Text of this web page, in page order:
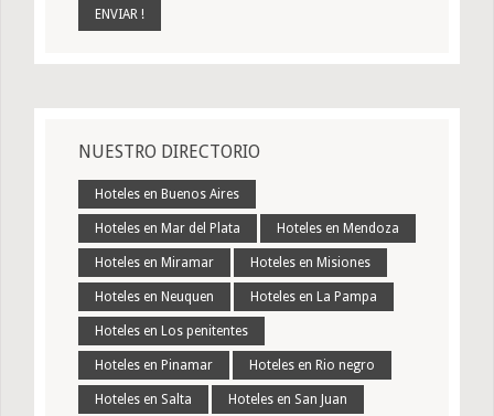
NUESTRO DIRECTORIO
Hoteles en Buenos Aires
Hoteles en Mar del Plata Hoteles en Mendoza
Hoteles en Miramar Hoteles en Misiones
Hoteles en Neuquen Hoteles en La Pampa
Hoteles en Los penitentes
Hoteles en Pinamar Hoteles en Rio negro
Hoteles en Salta Hoteles en San Juan